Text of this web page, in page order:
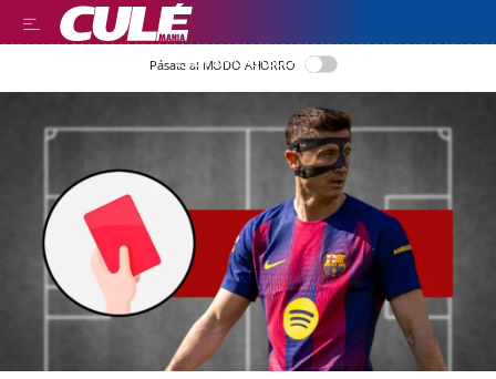
LEER EN CASTELLANO
Pásate al MODO AHORRO